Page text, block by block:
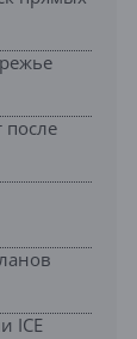
ICE